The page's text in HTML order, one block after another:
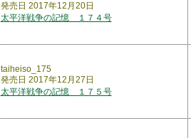
発売日 2017年12月20日
太平洋戦争の記憶 １７４号
taiheiso_175
発売日 2017年12月27日
太平洋戦争の記憶 １７５号